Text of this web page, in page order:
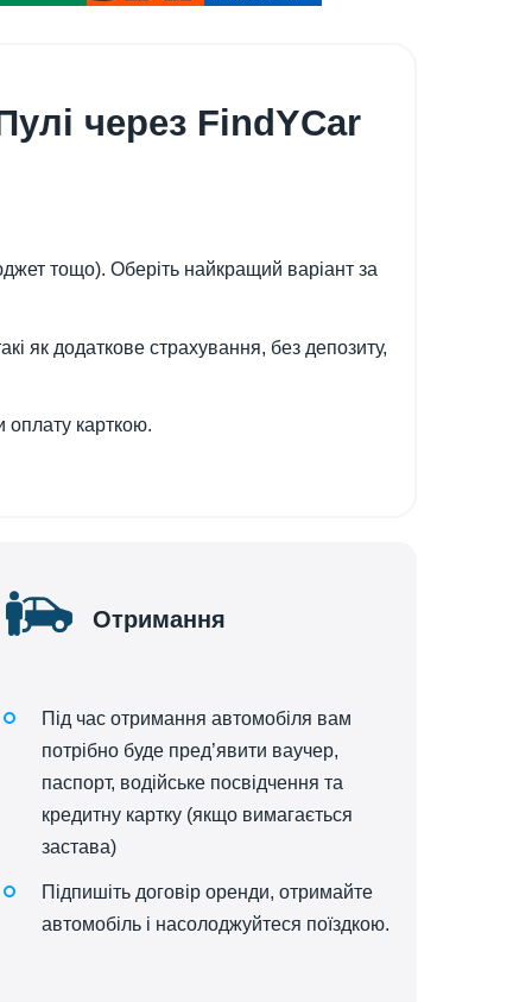
через FindYCar
тощо). Оберіть найкращий варіант за
як додаткове страхування, без депозиту,
оплату карткою.
Отримання
Під час отримання автомобіля вам
потрібно буде пред’явити ваучер,
паспорт, водійське посвідчення та
кредитну картку (якщо вимагається
застава)
Підпишіть договір оренди, отримайте
автомобіль і насолоджуйтеся поїздкою.